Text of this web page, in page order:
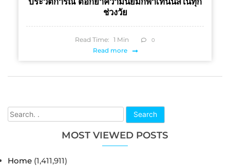
Search
MOST VIEWED POSTS
Home (1,411,911)
ช่วงวัย
Read Time: 1 Min 0
Read more